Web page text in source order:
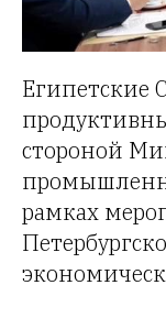
Египетские
стороной
рамках